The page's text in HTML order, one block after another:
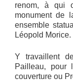
renom, à qui
monument de
ensemble
Léopold Morice.
Y travaillent
Pailleau, pour
couverture ou